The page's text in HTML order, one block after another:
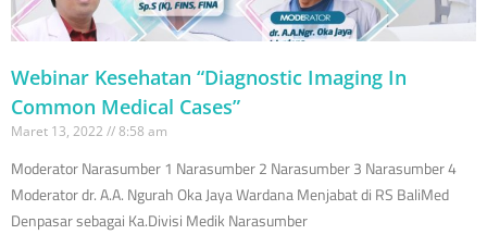
Webinar Kesehatan “Diagnostic Imaging In
Common Medical Cases”
Maret 13, 2022 8:58 am
Moderator Narasumber 1 Narasumber 2 Narasumber 3 Narasumber 4
Moderator dr. A.A. Ngurah Oka Jaya Wardana Menjabat di RS BaliMed
Denpasar sebagai Ka.Divisi Medik Narasumber